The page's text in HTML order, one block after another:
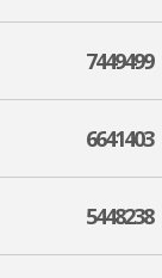
7449499
6641403
5448238